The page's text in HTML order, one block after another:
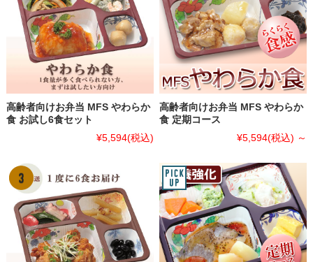
高齢者向けお弁当 MFS やわらか
食 お試し6食セット
¥5,594(税込)
高齢者向けお弁当 MFS やわらか
食 定期コース
¥5,594(税込) ～